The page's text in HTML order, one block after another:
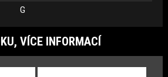
G
VÍCE INFORMACÍ